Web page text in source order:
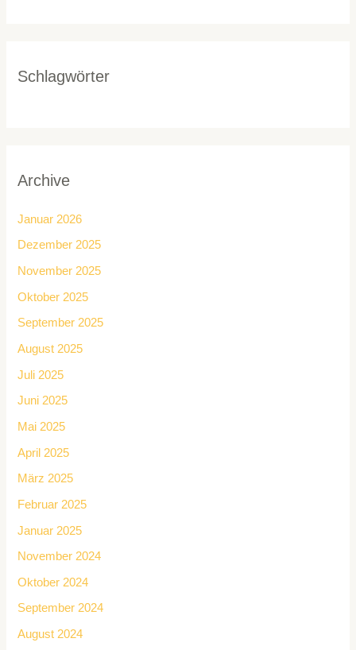
Schlagwörter
Archive
Januar 2026
Dezember 2025
November 2025
Oktober 2025
September 2025
August 2025
Juli 2025
Juni 2025
Mai 2025
April 2025
März 2025
Februar 2025
Januar 2025
November 2024
Oktober 2024
September 2024
August 2024